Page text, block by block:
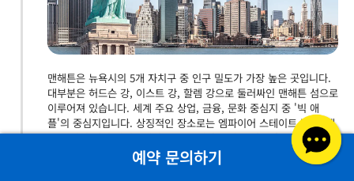
맨해튼은 뉴욕시의 5개 자치구 중 인구 밀도가 가장 높은 곳입니다.
대부분은 허드슨 강, 이스트 강, 할렘 강으로 둘러싸인 맨해튼 섬으로
이루어져 있습니다. 세계 주요 상업, 금융, 문화 중심지 중 '빅 애
플'의 중심지입니다. 상징적인 장소로는 엠파이어 스테이트 빌딩, 네
온 조명이 켜진 타임스퀘어, 브로드웨이 극장 등의 고층 건물이 있습
니다. / 관람지역: 자유의 여신상 유람선 탑승, 월스트릿, 황소동상,
그라운드제로 등 / 경유지역: 워싱턴 스퀘어,UN본부, 타임스퀘어,
예약 문의하기